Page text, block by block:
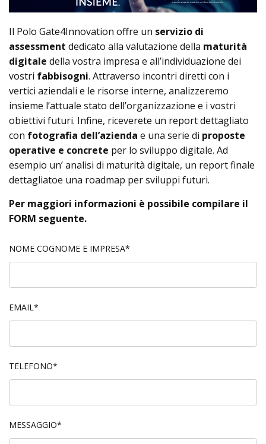
Il Polo Gate4Innovation offre un servizio di
assessment dedicato alla valutazione della maturità
digitale della vostra impresa e all’individuazione dei
vostri fabbisogni. Attraverso incontri diretti con i
vertici aziendali e le risorse interne, analizzeremo
insieme l’attuale stato dell’organizzazione e i vostri
obiettivi futuri. Infine, riceverete un report dettagliato
con fotografia dell’azienda e una serie di proposte
operative e concrete per lo sviluppo digitale. Ad
esempio un’ analisi di maturità digitale, un report finale
dettagliatoe una roadmap per sviluppi futuri.
Per maggiori informazioni è possibile compilare il
FORM seguente.
NOME COGNOME E IMPRESA*
EMAIL*
TELEFONO*
MESSAGGIO*